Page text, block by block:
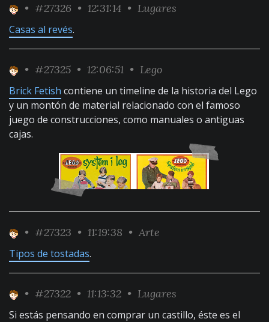
• #27326 • 12:31:14 • Lugares
Casas al revés.
• #27325 • 12:06:51 • Lego
Brick Fetish contiene un timeline de la historia del Lego
y un montón de material relacionado con el famoso
juego de construcciones, como manuales o antiguas
cajas.
• #27323 • 11:19:38 • Arte
Tipos de tostadas.
• #27322 • 11:13:32 • Lugares
Si estás pensando en comprar un castillo, éste es el